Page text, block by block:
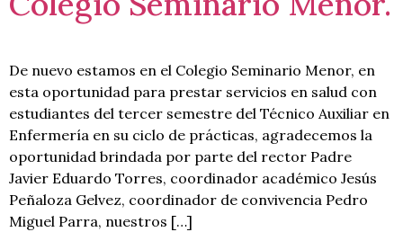
De nuevo estamos en el Colegio Seminario Menor, en
esta oportunidad para prestar servicios en salud con
estudiantes del tercer semestre del Técnico Auxiliar en
Enfermería en su ciclo de prácticas, agradecemos la
oportunidad brindada por parte del rector Padre
Javier Eduardo Torres, coordinador académico Jesús
Peñaloza Gelvez, coordinador de convivencia Pedro
Miguel Parra, nuestros […]